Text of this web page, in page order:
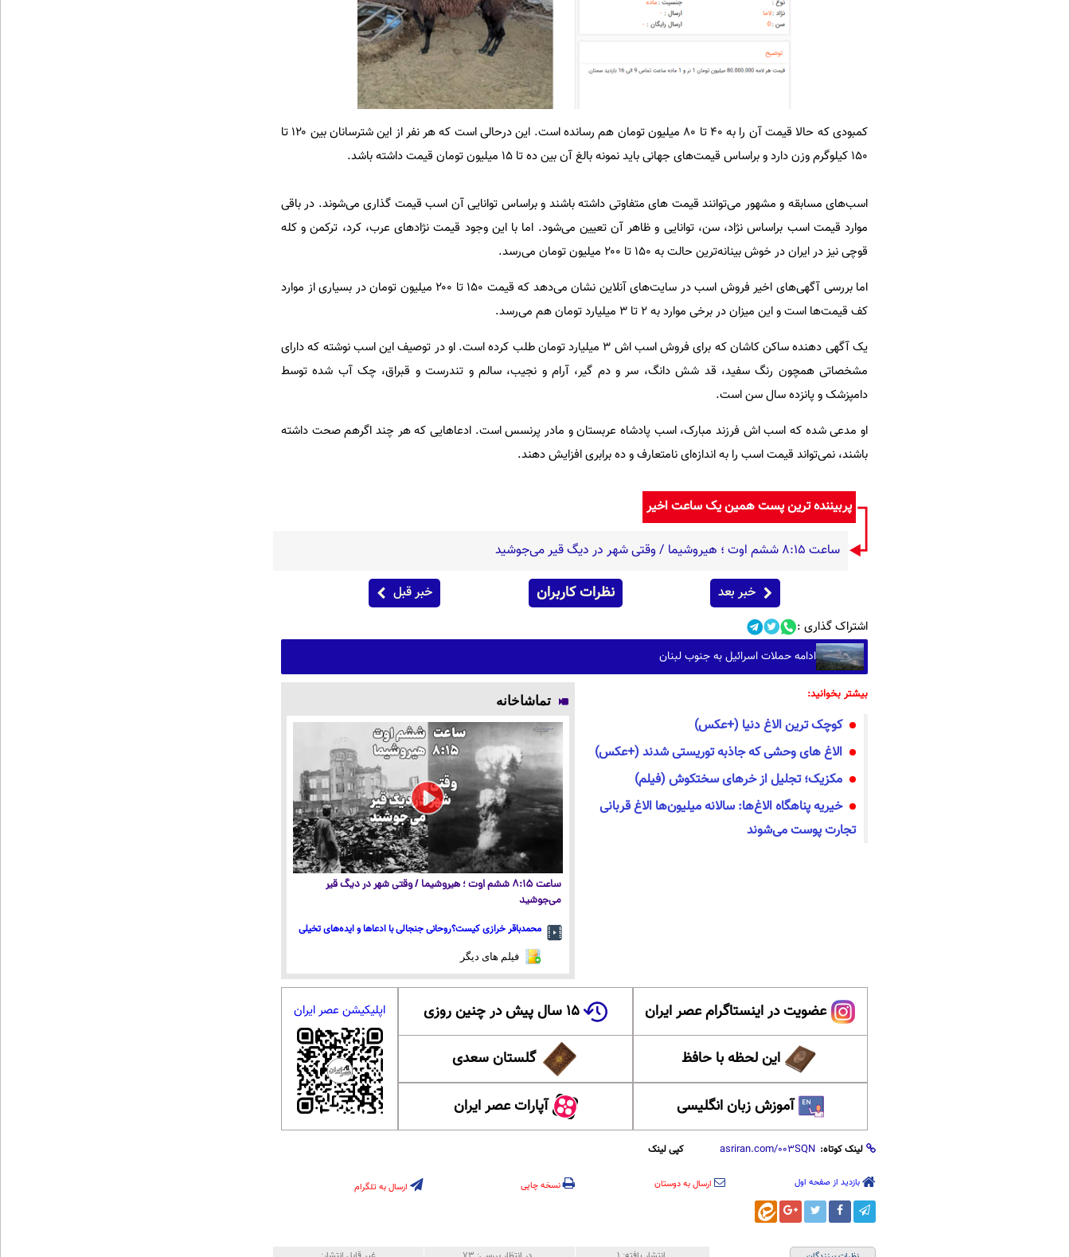
کمبودی که حالا قیمت آن را به ۴۰ تا ۸۰ میلیون تومان هم رسانده است. این درحالی است که هر نفر از این شترسانان بین ۱۲۰ تا
۱۵۰ کیلوگرم وزن دارد و براساس قیمت‌های جهانی باید نمونه بالغ آن بین ده تا ۱۵ میلیون تومان قیمت داشته باشد.
اسب‌های مسابقه و مشهور می‌توانند قیمت های متفاوتی داشته باشند و براساس توانایی آن اسب قیمت گذاری می‌شوند. در باقی
موارد قیمت اسب براساس نژاد، سن، توانایی و ظاهر آن تعیین می‌شود. اما با این وجود قیمت نژاد‌های عرب، کرد، ترکمن و کله
قوچی نیز در ایران در خوش بینانه‌ترین حالت به ۱۵۰ تا ۲۰۰ میلیون تومان می‌رسد.
اما بررسی آگهی‌های اخیر فروش اسب در سایت‌های آنلاین نشان می‌دهد که قیمت ۱۵۰ تا ۲۰۰ میلیون تومان در بسیاری از موارد
کف قیمت‌ها است و این میزان در برخی موارد به ۲ تا ۳ میلیارد تومان هم می‌رسد.
یک آگهی دهنده ساکن کاشان که برای فروش اسب اش ۳ میلیارد تومان طلب کرده است. او در توصیف این اسب نوشته که دارای
مشخصاتی همچون رنگ سفید، قد شش دانگ، سر و دم گیر، آرام و نجیب، سالم و تندرست و قبراق، چک آب شده توسط
دامپزشک و پانزده سال سن است.
او مدعی شده که اسب اش فرزند مبارک، اسب پادشاه عربستان و مادر پرنسس است. ادعا‌هایی که هر چند اگرهم صحت داشته
باشند، نمی‌تواند قیمت اسب را به اندازه‌ای نامتعارف و ده برابری افزایش دهند.
پربیننده ترین پست همین یک ساعت اخیر
ساعت ۸:۱۵ ششم اوت ؛ هیروشیما / وقتی شهر در دیگ قیر می‌جوشید
خبر بعد نظرات کاربران خبر قبل
اشتراک گذاری :
ادامه حملات اسرائیل به جنوب لبنان
بیشتر بخوانید:
کوچک ترین الاغ دنیا (+عکس)
الاغ های وحشی که جاذبه توریستی شدند (+عکس)
مکزیک؛ تجلیل از خرهای سختکوش (فیلم)
خیریه پناهگاه الاغ‌ها: سالانه میلیون‌ها الاغ قربانی
تجارت پوست می‌شوند
تماشاخانه
ساعت ۸:۱۵ ششم اوت ؛ هیروشیما / وقتی شهر در دیگ قیر
می‌جوشید
محمدباقر خرازی کیست؟روحانی جنجالی با ادعاها و ایده‌های تخیلی
فیلم های دیگر
عضویت در اینستاگرام عصر ایران ۱۵ سال پیش در چنین روزی
این لحظه با حافظ گلستان سعدی
آموزش زبان انگلیسی آپارات عصر ایران
اپلیکیشن عصر ایران
لینک کوتاه: کپی لینک
بازدید از صفحه اول ارسال به دوستان نسخه چاپی ارسال به تلگرام